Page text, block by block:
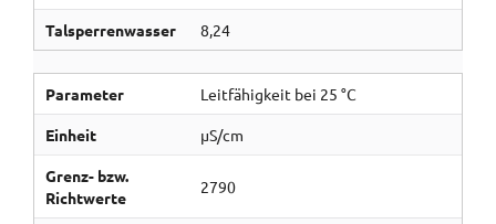
Talsperrenwasser 8,24
Parameter Leitfähigkeit bei 25 °C
Einheit µS/cm
Grenz- bzw.
Richtwerte
2790